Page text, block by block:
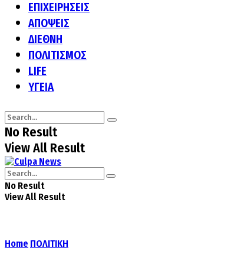
ΕΠΙΧΕΙΡΗΣΕΙΣ
ΑΠΟΨΕΙΣ
ΔΙΕΘΝΗ
ΠΟΛΙΤΙΣΜΟΣ
LIFE
ΥΓΕΙΑ
No Result
View All Result
No Result
View All Result
Home ΠΟΛΙΤΙΚΗ